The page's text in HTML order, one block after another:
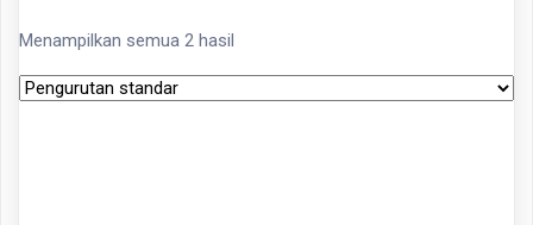
Menampilkan semua 2 hasil